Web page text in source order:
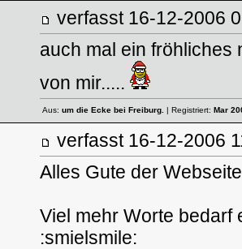
verfasst 16-12-
auch mal ein fröhliches
von mir.....
Aus: um die Ecke bei Freiburg. | Registriert: Mar
verfasst 16-12-
Alles Gute der
Viel mehr Worte
:smielsmile: